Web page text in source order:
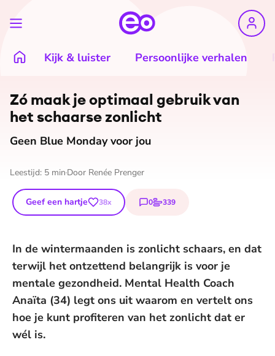
Kijk & luister Persoonlijke verhalen
Zó maak je optimaal gebruik van
het schaarse zonlicht
Geen Blue Monday voor jou
Leestijd: 5 min Door Renée Prenger
Geef een hartje 38x 0
reacties
339
stemmen
In de wintermaanden is zonlicht schaars, en dat
terwijl het ontzettend belangrijk is voor je
mentale gezondheid. Mental Health Coach
Anaïta (34) legt ons uit waarom en vertelt ons
hoe je kunt profiteren van het zonlicht dat er
wél is.